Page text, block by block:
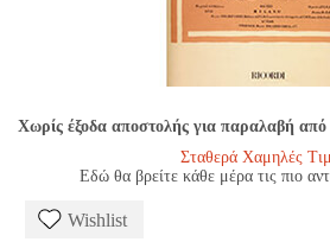
Χωρίς έξοδα αποστολής για παραλαβή
Σταθερά Χαμηλές
Εδώ θα βρείτε κάθε μέρα τις πιο
Wishlist